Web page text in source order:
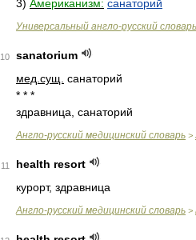
3) Американизм: санаторий
Универсальный англо-русский словарь
10
sanatorium
мед. сущ. санаторий
* * *
здравница, санаторий
Англо-русский медицинский словарь >
11
health resort
курорт, здравница
Англо-русский медицинский словарь >